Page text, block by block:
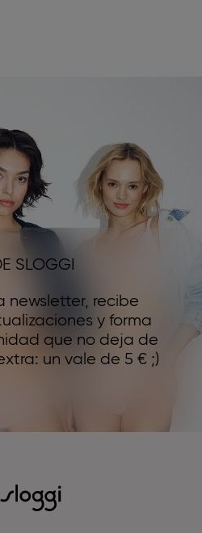
SLOGGI
newsletter, recibe
y forma
que no deja de
un vale de 5 € ;)